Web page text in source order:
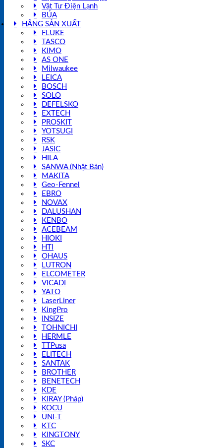
Vật Tư Điện Lạnh
BÚA
HÃNG SẢN XUẤT
FLUKE
TASCO
KIMO
AS ONE
Milwaukee
LEICA
BOSCH
SOLO
DEFELSKO
EXTECH
PROSKIT
YOTSUGI
RSK
JASIC
HILA
SANWA (Nhật Bản)
MAKITA
Geo-Fennel
EBRO
NOVAX
DALUSHAN
KENBO
ACEBEAM
HIOKI
HTI
OHAUS
LUTRON
ELCOMETER
VICADI
YATO
LaserLiner
KingPro
INSIZE
TOHNICHI
HERMLE
TTPusa
ELITECH
SANTAK
BROTHER
BENETECH
KDE
KIRAY (Pháp)
KOCU
UNI-T
KTC
KINGTONY
SKC